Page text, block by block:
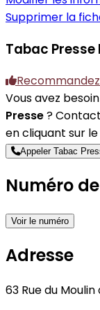
Supprimer la
Tabac Presse
Vous avez
Presse?
en cliquant sur
Appeler Tabac
Numéro
Voir le numéro
Adresse
63 Rue du